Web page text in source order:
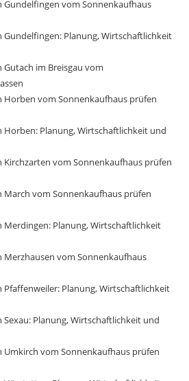
Gundelfingen vom Sonnenkaufhaus
Gundelfingen: Planung, Wirtschaftlichkeit
Gutach im Breisgau vom
Horben vom Sonnenkaufhaus prüfen
Horben: Planung, Wirtschaftlichkeit und
Kirchzarten vom Sonnenkaufhaus prüfen
March vom Sonnenkaufhaus prüfen
Merdingen: Planung, Wirtschaftlichkeit
Merzhausen vom Sonnenkaufhaus
Pfaffenweiler: Planung, Wirtschaftlichkeit
Sexau: Planung, Wirtschaftlichkeit und
Umkirch vom Sonnenkaufhaus prüfen